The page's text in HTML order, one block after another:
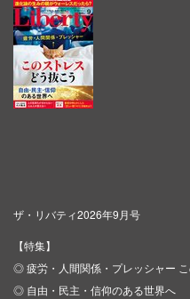
ザ・リバティ2026年9月号
【特集】
◎ 疲労・人間関係・プレッシャー
◎ 自由・民主・信仰のある世界へ